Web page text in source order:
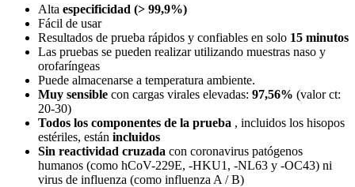
Alta especificidad (> 99,9%)
Fácil de usar
Resultados de prueba rápidos y confiables en solo 15 minutos
Las pruebas se pueden realizar utilizando muestras naso y
orofaríngeas
Puede almacenarse a temperatura ambiente.
Muy sensible con cargas virales elevadas: 97,56% (valor ct:
20-30)
Todos los componentes de la prueba , incluidos los hisopos
estériles, están incluidos
Sin reactividad cruzada con coronavirus patógenos
humanos (como hCoV-229E, -HKU1, -NL63 y -OC43) ni
virus de influenza (como influenza A / B)